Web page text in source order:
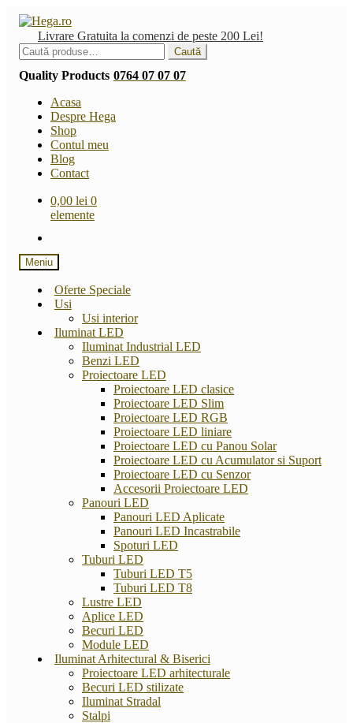
Sari
navigare
Sari
conținut
Livrare Gratuita la comenzi de peste 200 Lei!
Caută
după:
Caută
Quality Products 0764 07 07 07
Acasa
Despre Hega
Shop
Contul meu
Blog
Contact
0,00 lei 0
elemente
Meniu
Oferte Speciale
Usi
Usi interior
Iluminat LED
Iluminat Industrial LED
Benzi LED
Proiectoare LED
Proiectoare LED clasice
Proiectoare LED Slim
Proiectoare LED RGB
Proiectoare LED liniare
Proiectoare LED cu Panou Solar
Proiectoare LED cu Acumulator si Suport
Proiectoare LED cu Senzor
Accesorii Proiectoare LED
Panouri LED
Panouri LED Aplicate
Panouri LED Incastrabile
Spoturi LED
Tuburi LED
Tuburi LED T5
Tuburi LED T8
Lustre LED
Aplice LED
Becuri LED
Module LED
Iluminat Arhitectural & Biserici
Proiectoare LED arhitecturale
Becuri LED stilizate
Iluminat Stradal
Stalpi